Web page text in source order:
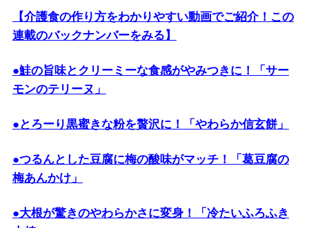
【介護食の作り方をわかりやすい動画でご紹介！この
連載のバックナンバーをみる】
●鮭の旨味とクリーミーな食感がやみつきに！「サー
モンのテリーヌ」
●とろーり黒蜜きな粉を贅沢に！「やわらか信玄餅」
●つるんとした豆腐に梅の酸味がマッチ！「葛豆腐の
梅あんかけ」
●大根が驚きのやわらかさに変身！「冷たいふろふき